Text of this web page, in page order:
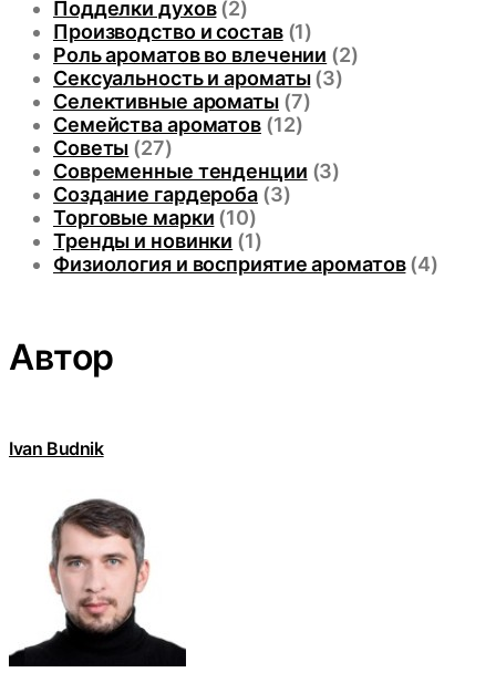
Подделки духов(2)
Производство и состав(1)
Роль ароматов во влечении (2)
Сексуальность и ароматы(3)
Селективные ароматы(7)
Семейства ароматов(12)
Советы (27)
Современные тенденции (3)
Создание гардероба(3)
Торговые марки (10)
Тренды и новинки (1)
Физиология и восприятие ароматов(4)
Автор
Ivan Budnik